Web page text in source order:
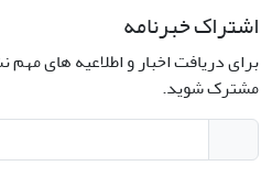
اشتراک خبرنامه
برای دریافت اخبار و اطلاعیه های
مشترک شوید.